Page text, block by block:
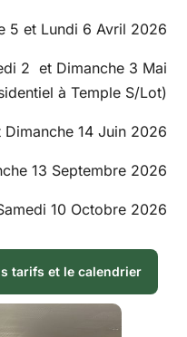
5 et Lundi 6 Avril 2026
2 et Dimanche 3 Mai
à Temple S/Lot)
Dimanche 14 Juin 2026
13 Septembre 2026
10 Octobre 2026
tarifs et le calendrier